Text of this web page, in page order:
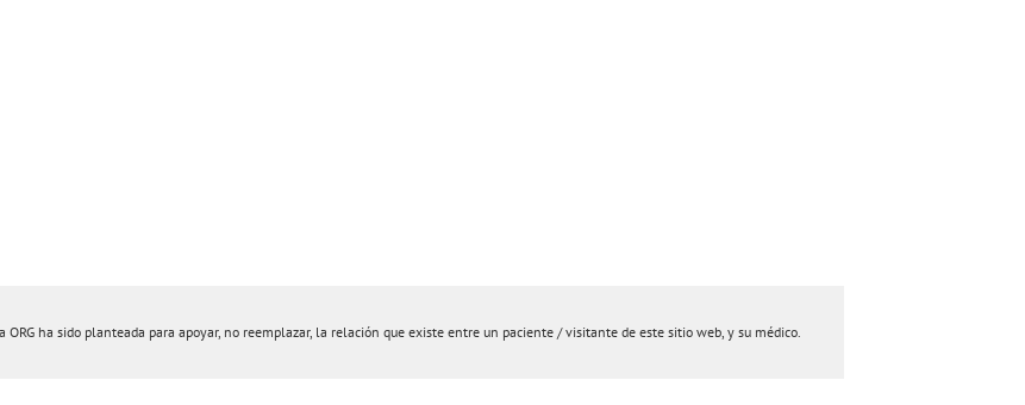
ORG ha sido planteada para apoyar, no reemplazar, la relación que existe entre un paciente / visitante de este sitio web, y su médico.